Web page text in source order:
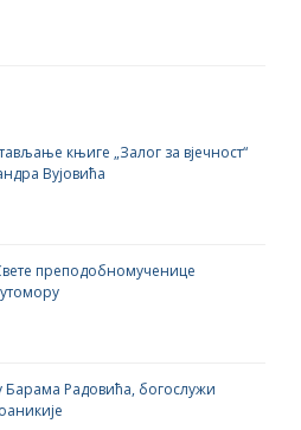
књиге „Залог за вјечност“
Вујовића
преподобномученице
Барама Радовића, богослужи